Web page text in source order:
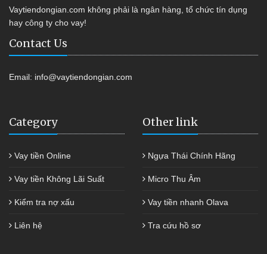
Vaytiendongian.com không phải là ngân hàng, tổ chức tín dụng
hay công ty cho vay!
Contact Us
Email: info@vaytiendongian.com
Category
Vay tiền Online
Vay tiền Không Lãi Suất
Kiểm tra nợ xấu
Liên hệ
Other link
Ngựa Thái Chính Hãng
Micro Thu Âm
Vay tiền nhanh Olava
Tra cứu hồ sơ